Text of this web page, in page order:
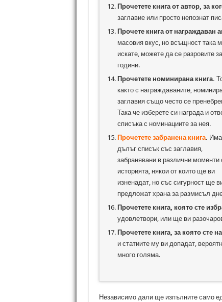
Прочетете книга от автор, за
заглавие или просто непознат
Прочете книга от награждаван
масовия вкус, но всъщност така
искате, можете да се разровите
години.
Прочетете номинирана книга.
както с награждаваните,
заглавия също често се
Така че изберете си награда и
списъка с номинациите за нея.
Прочетете забранена книга. Има
дълъг списък със заглавия,
забранявани в различни моменти
историята, някои от които ще ви
изненадат, но със сигурност ще
предложат храна за размисъл
Прочетете книга, която сте
удовлетвори, или ще ви
Прочетете книга, за която сте
и статиите му ви допадат,
много голяма.
Независимо дали ще изпълните само